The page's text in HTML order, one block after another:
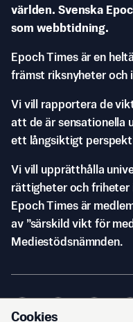
världen. Svenska
som webbtidning.
Epoch Times är en
främst riksnyheter och
Vi vill rapportera de
att de är sensationella
ett långsiktigt
Vi vill upprätthålla
rättigheter och friheter
Epoch Times är
av ”särskild vikt för
Mediestödsnämnden.
Cookies